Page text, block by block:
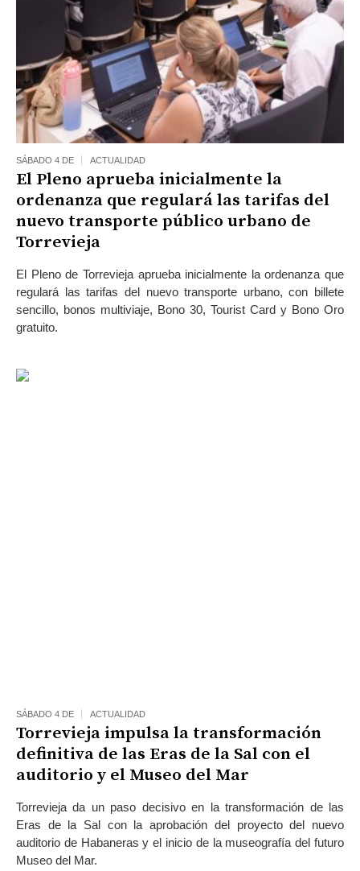
SÁBADO 4 DE ACTUALIDAD
El Pleno aprueba inicialmente la
ordenanza que regulará las tarifas del
nuevo transporte público urbano de
Torrevieja
El Pleno de Torrevieja aprueba inicialmente la ordenanza que
regulará las tarifas del nuevo transporte urbano, con billete
sencillo, bonos multiviaje, Bono 30, Tourist Card y Bono Oro
gratuito.
SÁBADO 4 DE ACTUALIDAD
Torrevieja impulsa la transformación
definitiva de las Eras de la Sal con el
auditorio y el Museo del Mar
Torrevieja da un paso decisivo en la transformación de las
Eras de la Sal con la aprobación del proyecto del nuevo
auditorio de Habaneras y el inicio de la museografía del futuro
Museo del Mar.